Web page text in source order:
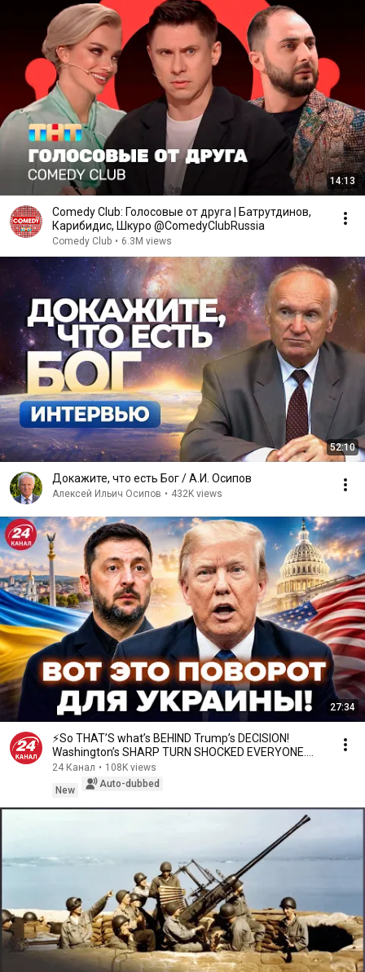
14:13
Comedy Club: Голосовые от друга | Батрутдинов,
Карибидис, Шкуро @ComedyClubRussia
Comedy Club • 6.3M views
52:10
Докажите, что есть Бог / А.И. Осипов
Алексей Ильич Осипов • 432K views
27:34
⚡️So THAT’S what’s BEHIND Trump’s DECISION!
Washington’s SHARP TURN SHOCKED EVERYONE.
FILIPPENKO,...
24 Канал • 108K views
New
Auto-dubbed